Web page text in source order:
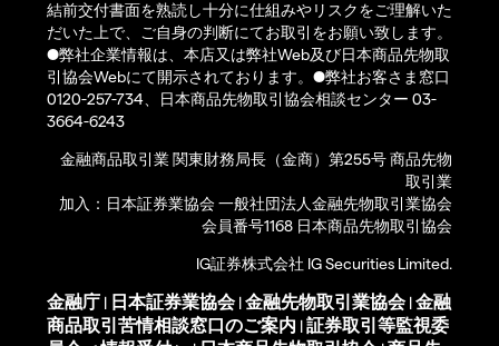
結前交付書面を熟読し十分に仕組みやリスクをご理解いた
だいた上で、ご自身の判断にてお取引をお願い致します。
●弊社企業情報は、本店又は弊社Web及び日本商品先物取
引協会Webにて開示されております。●弊社お客さま窓口
0120-257-734、日本商品先物取引協会相談センター 03-
3664-6243
金融商品取引業 関東財務局長（金商）第255号 商品先物
取引業
加入：日本証券業協会 一般社団法人金融先物取引業協会
会員番号1168 日本商品先物取引協会
IG証券株式会社 IG Securities Limited.
金融庁 | 日本証券業協会|金融先物取引業協会|金融
商品取引苦情相談窓口のご案内 |証券取引等監視委